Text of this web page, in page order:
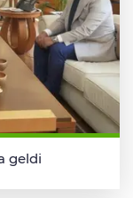
geldi